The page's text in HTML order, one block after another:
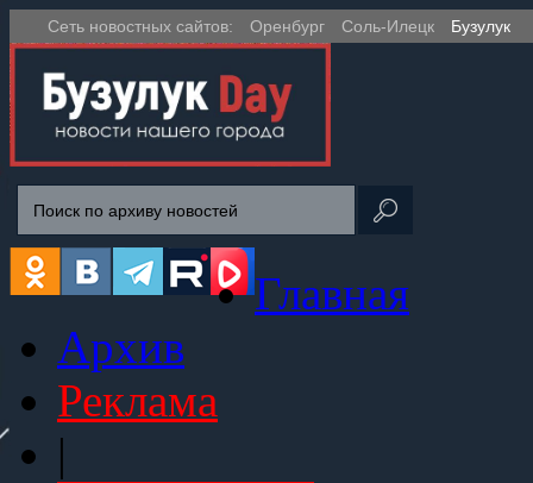
Сеть новостных сайтов: Оренбург Соль-Илецк Бузулук
Главная
Архив
Реклама
|